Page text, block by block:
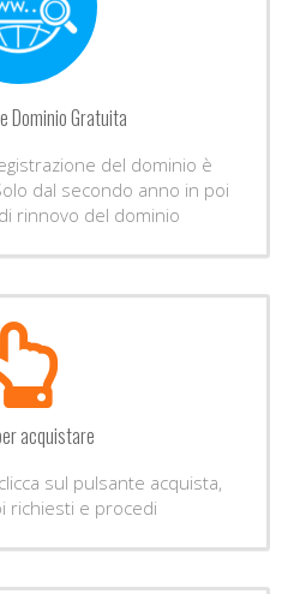
Dominio Gratuita
del dominio è
dal secondo anno in poi
rinnovo del dominio
acquistare
sul pulsante acquista,
richiesti e procedi